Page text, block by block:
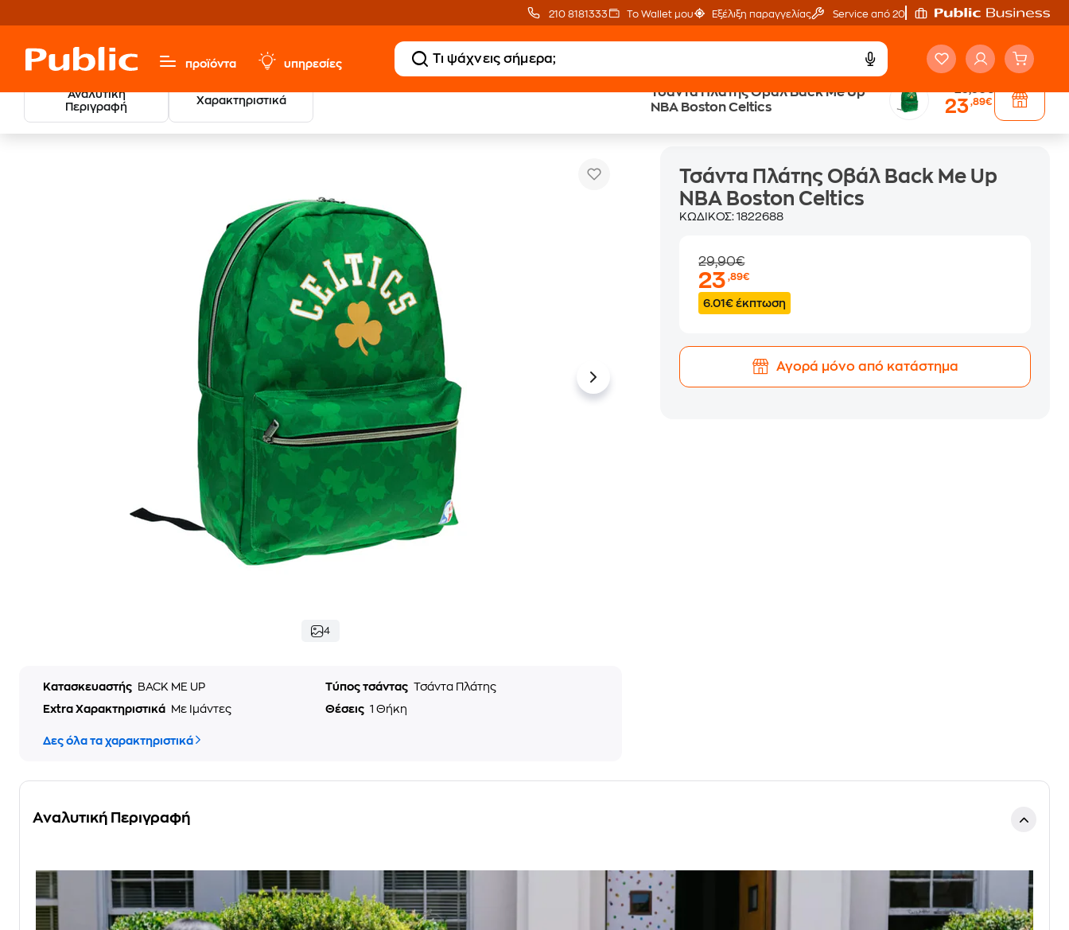
210 8181333 Το Wallet μου Εξέλιξη παραγγελίας Service από 20'
προϊόντα υπηρεσίες
Αναλυτική
Περιγραφή
Χαρακτηριστικά
Τσάντα Πλάτης Οβάλ Back Me Up
NBA Boston Celtics
23,89€
Σχολικά
4
Κατασκευαστής BACK ME UP Τύπος τσάντας Τσάντα Πλάτης
Extra Χαρακτηριστικά
Με Ιμάντες Θέσεις 1 Θήκη
Δες όλα τα χαρακτηριστικά
Τσάντα Πλάτης Οβάλ Back Me Up
NBA Boston Celtics
ΚΩΔΙΚΟΣ:1822688
29,90€
23,89€
6.01€ έκπτωση
Αγορά μόνο από κατάστημα
Αναλυτική Περιγραφή